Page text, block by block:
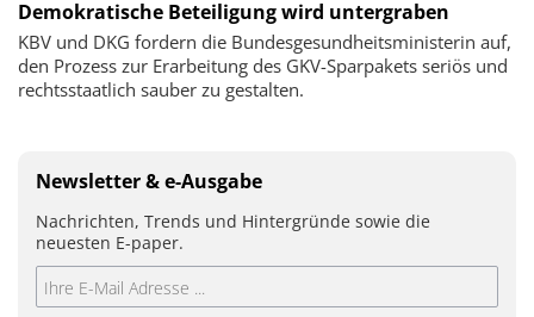
Demokratische Beteiligung wird untergraben
KBV und DKG fordern die Bundesgesundheitsministerin auf,
den Prozess zur Erarbeitung des GKV-Sparpakets seriös und
rechtsstaatlich sauber zu gestalten.
Newsletter & e-Ausgabe
Nachrichten, Trends und Hintergründe sowie die
neuesten E-paper.